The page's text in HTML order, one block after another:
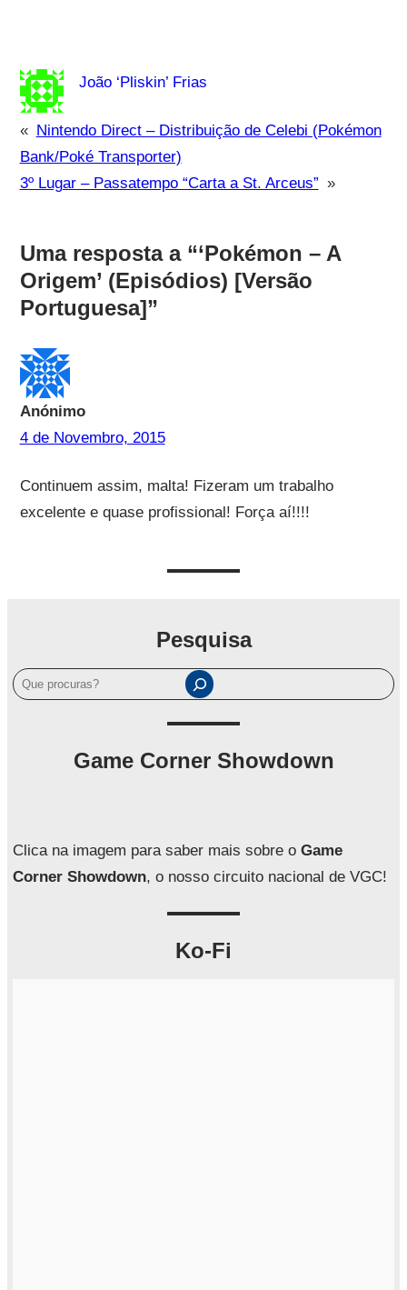
João ‘Pliskin’ Frias
« Nintendo Direct – Distribuição de Celebi (Pokémon
Bank/Poké Transporter)
3º Lugar – Passatempo “Carta a St. Arceus” »
Uma resposta a “‘Pokémon – A
Origem’ (Episódios) [Versão
Portuguesa]”
Anónimo
4 de Novembro, 2015
Continuem assim, malta! Fizeram um trabalho
excelente e quase profissional! Força aí!!!!
Pesquisa
P
e
a
r
Game Corner Showdown
Clica na imagem para saber mais sobre o Game
Corner Showdown, o nosso circuito nacional de VGC!
Ko-Fi